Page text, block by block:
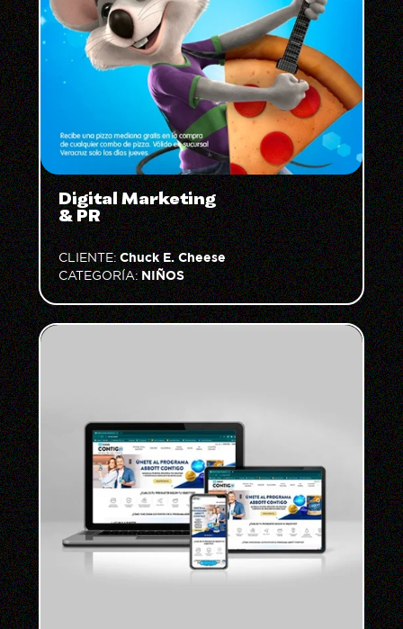
Digital Marketing
& PR
CLIENTE:Chuck E. Cheese
CATEGORÍA:NIÑOS